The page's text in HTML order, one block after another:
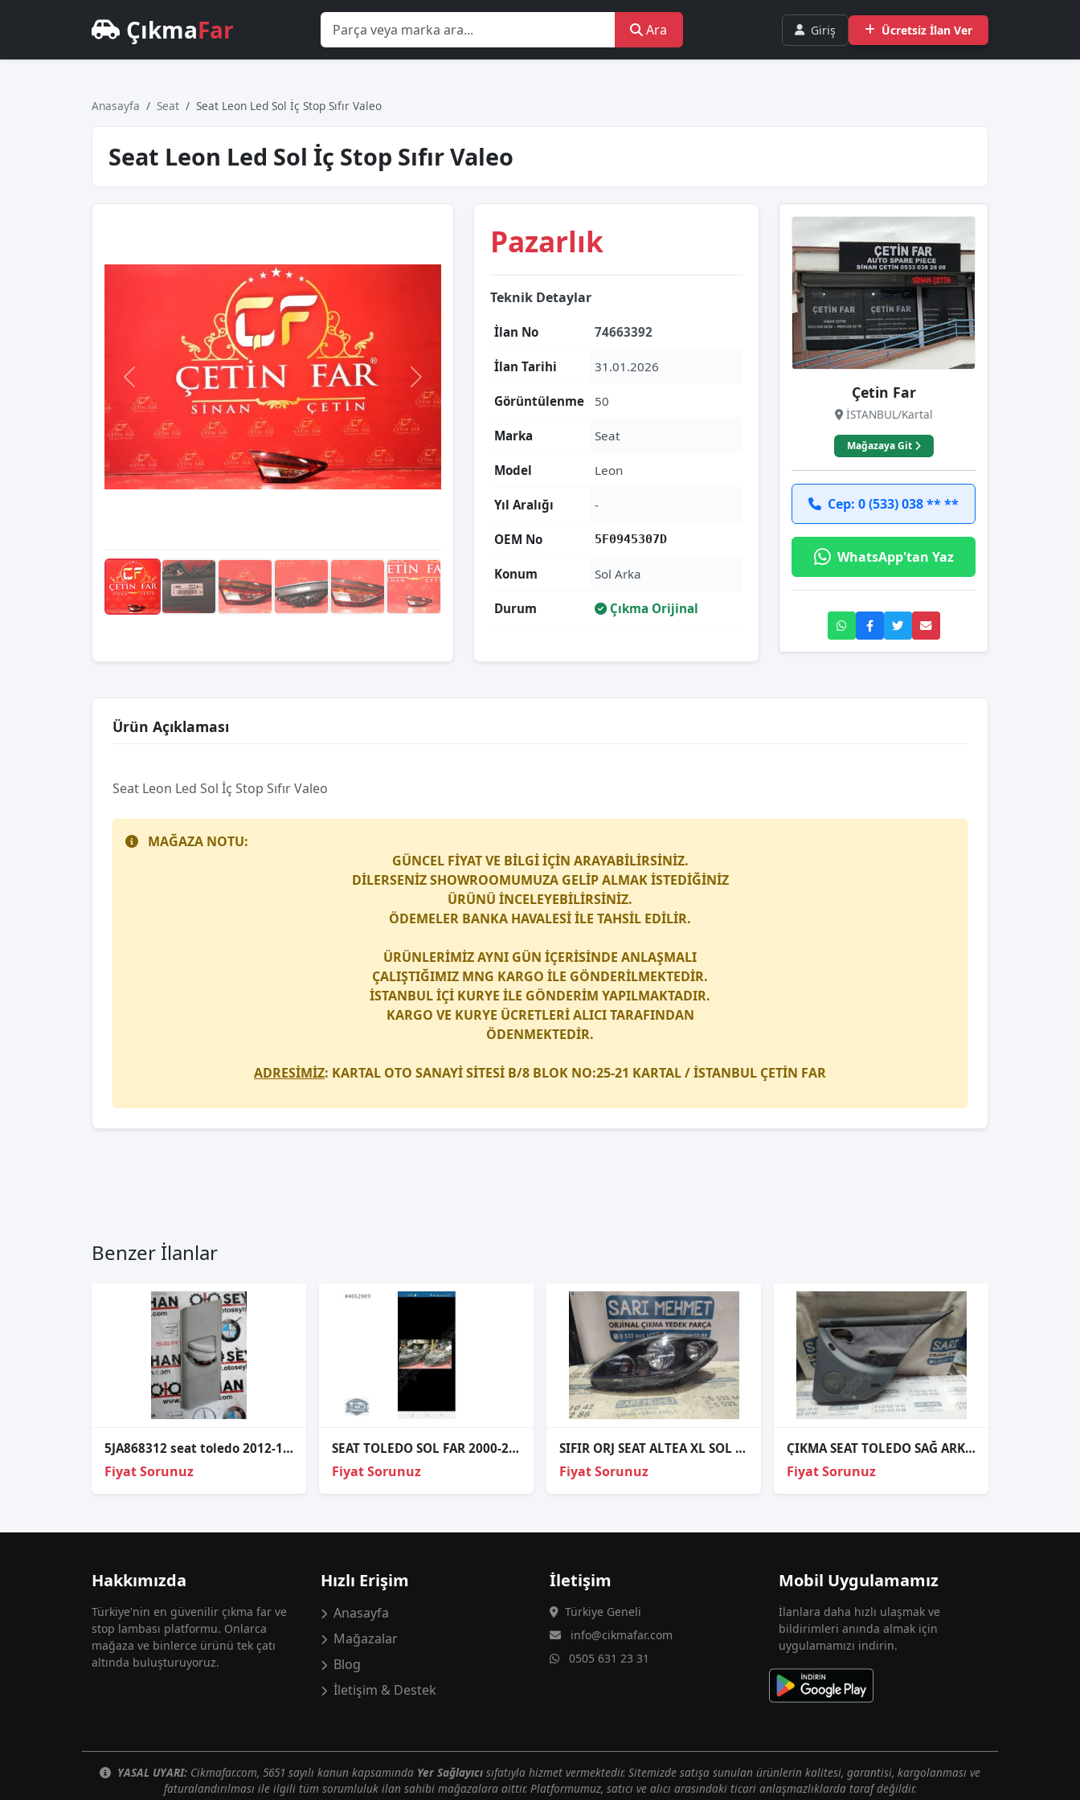
ÇıkmaFar Ara Giriş Ücretsiz İlan Ver
Anasayfa Seat Seat Leon Led Sol İç Stop Sıfır Valeo
Seat Leon Led Sol İç Stop Sıfır Valeo
Pazarlık
Teknik Detaylar
İlan No 74663392
İlan Tarihi 31.01.2026
Görüntülenme 50
Marka Seat
Model Leon
Yıl Aralığı -
OEM No 5F0945307D
Konum Sol Arka
Durum Çıkma Orijinal
Çetin Far
İSTANBUL/Kartal
Mağazaya Git
Cep: 0 (533) 038 ** **
WhatsApp'tan Yaz
Ürün Açıklaması
Seat Leon Led Sol İç Stop Sıfır Valeo
MAĞAZA NOTU:
GÜNCEL FİYAT VE BİLGİ İÇİN ARAYABİLİRSİNİZ.
DİLERSENİZ SHOWROOMUMUZA GELİP ALMAK İSTEDİĞİNİZ
ÜRÜNÜ İNCELEYEBİLİRSİNİZ.
ÖDEMELER BANKA HAVALESİ İLE TAHSİL EDİLİR.
ÜRÜNLERİMİZ AYNI GÜN İÇERİSİNDE ANLAŞMALI
ÇALIŞTIĞIMIZ MNG KARGO İLE GÖNDERİLMEKTEDİR.
İSTANBUL İÇİ KURYE İLE GÖNDERİM YAPILMAKTADIR.
KARGO VE KURYE ÜCRETLERİ ALICI TARAFINDAN
ÖDENMEKTEDİR.
ADRESİMİZ: KARTAL OTO SANAYİ SİTESİ B/8 BLOK NO:25-21 KARTAL / İSTANBUL ÇETİN FAR
Benzer İlanlar
5JA868312 seat toledo 2012-19 sağ orta direk iç kaplaması
Fiyat Sorunuz
SEAT TOLEDO SOL FAR 2000-2004
Fiyat Sorunuz
SIFIR ORJ SEAT ALTEA XL SOL ÖN FAR 89320099
Fiyat Sorunuz
ÇIKMA SEAT TOLEDO SAĞ ARKA KAPI DÖŞEMESİ D-456
Fiyat Sorunuz
Hakkımızda
Türkiye'nin en güvenilir çıkma far ve
stop lambası platformu. Onlarca
mağaza ve binlerce ürünü tek çatı
altında buluşturuyoruz.
Hızlı Erişim
Anasayfa
Mağazalar
Blog
İletişim & Destek
İletişim
Türkiye Geneli
info@cikmafar.com
0505 631 23 31
Mobil Uygulamamız
İlanlara daha hızlı ulaşmak ve
bildirimleri anında almak için
uygulamamızı indirin.
YASAL UYARI: Cikmafar.com, 5651 sayılı kanun kapsamında Yer Sağlayıcı sıfatıyla hizmet vermektedir. Sitemizde satışa sunulan ürünlerin kalitesi, garantisi, kargolanması ve
faturalandırılması ile ilgili tüm sorumluluk ilan sahibi mağazalara aittir. Platformumuz, satıcı ve alıcı arasındaki ticari anlaşmazlıklarda taraf değildir.